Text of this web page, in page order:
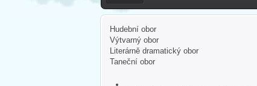
Hudební obor
Výtvarný obor
Literárně dramatický obor
Taneční obor